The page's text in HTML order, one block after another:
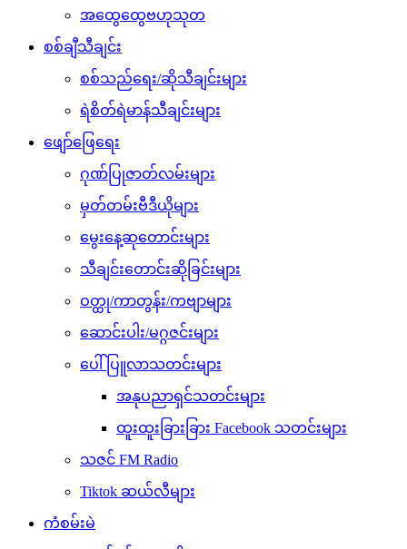
အထွေထွေဗဟုသုတ
စစ်ချီသီချင်း
စစ်သည်ရေး/ဆိုသီချင်းများ
ရဲစိတ်ရဲမာန်သီချင်းများ
ဖျော်ဖြေရေး
ဂုဏ်ပြုဇာတ်လမ်းများ
မှတ်တမ်းဗီဒီယိုများ
မွေးနေ့ဆုတောင်းများ
သီချင်းတောင်းဆိုခြင်းများ
ဝတ္ထု/ကာတွန်း/ကဗျာများ
ဆောင်းပါး/မဂ္ဂဇင်းများ
ပေါ်ပြူလာသတင်းများ
အနုပညာရှင်သတင်းများ
ထူးထူးခြားခြား Facebook သတင်းများ
သဇင် FM Radio
Tiktok ဆယ်လီများ
ကံစမ်းမဲ